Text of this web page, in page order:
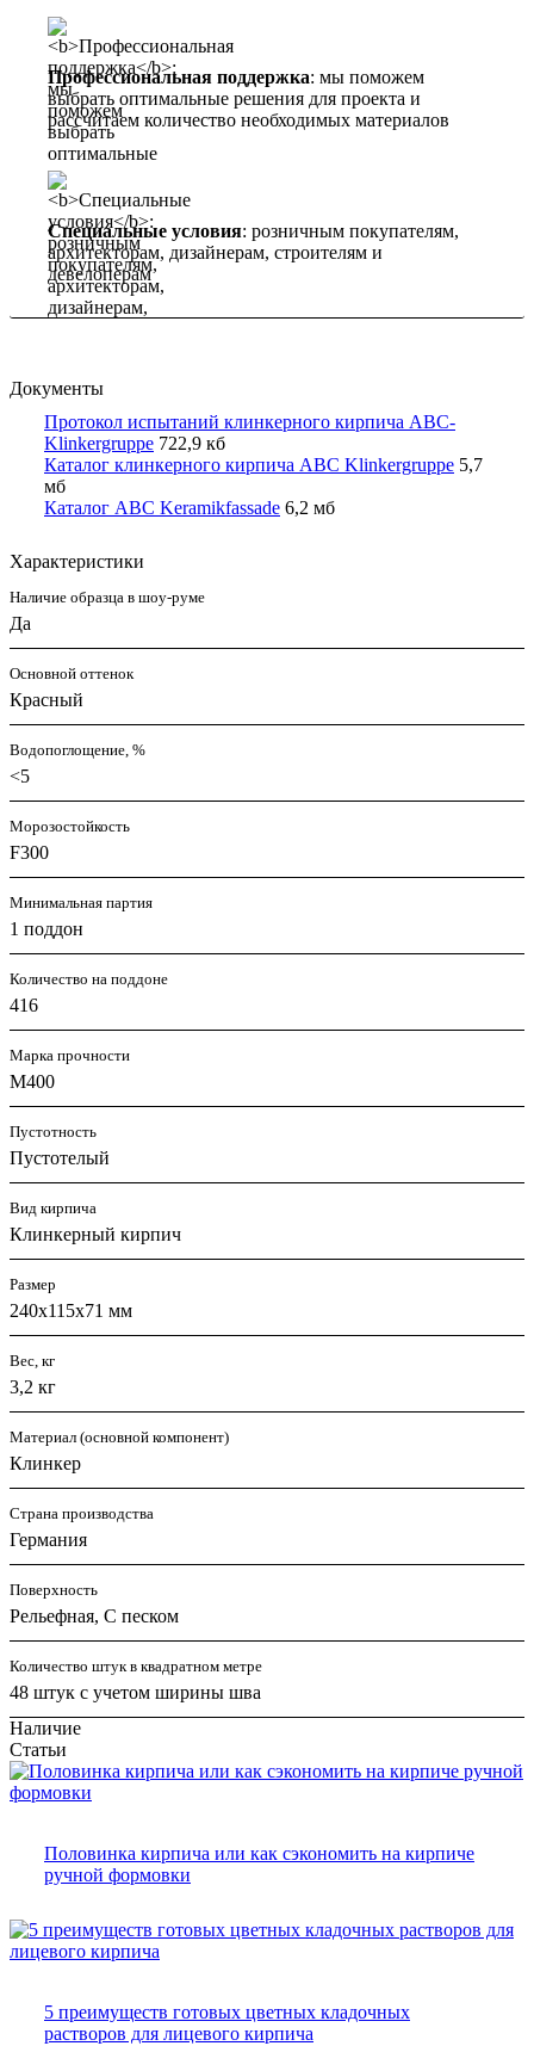
Профессиональная поддержка: мы поможем
выбрать оптимальные решения для проекта и
рассчитаем количество необходимых материалов
Специальные условия: розничным покупателям,
архитекторам, дизайнерам, строителям и
девелоперам
Документы
Протокол испытаний клинкерного кирпича ABC-
Klinkergruppe 722,9 кб
Каталог клинкерного кирпича ABC Klinkergruppe 5,7
мб
Каталог ABC Keramikfassade 6,2 мб
Характеристики
Наличие образца в шоу-руме
Да
Основной оттенок
Красный
Водопоглощение, %
<5
Морозостойкость
F300
Минимальная партия
1 поддон
Количество на поддоне
416
Марка прочности
М400
Пустотность
Пустотелый
Вид кирпича
Клинкерный кирпич
Размер
240х115х71 мм
Вес, кг
3,2 кг
Материал (основной компонент)
Клинкер
Страна производства
Германия
Поверхность
Рельефная, С песком
Количество штук в квадратном метре
48 штук с учетом ширины шва
Наличие
Статьи
Половинка кирпича или как сэкономить на кирпиче
ручной формовки
5 преимуществ готовых цветных кладочных
растворов для лицевого кирпича